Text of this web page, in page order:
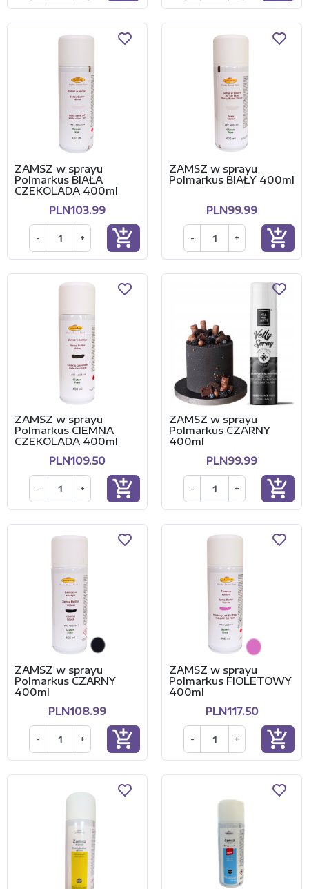
ZAMSZ w sprayu
Polmarkus BIAŁA
CZEKOLADA 400ml
PLN103.99
- + add_shopping_cart
ZAMSZ w sprayu
Polmarkus BIAŁY 400ml
PLN99.99
- + add_shopping_cart
ZAMSZ w sprayu
Polmarkus CIEMNA
CZEKOLADA 400ml
PLN109.50
- + add_shopping_cart
ZAMSZ w sprayu
Polmarkus CZARNY
400ml
PLN99.99
- + add_shopping_cart
ZAMSZ w sprayu
Polmarkus CZARNY
400ml
PLN108.99
- + add_shopping_cart
ZAMSZ w sprayu
Polmarkus FIOLETOWY
400ml
PLN117.50
- + add_shopping_cart